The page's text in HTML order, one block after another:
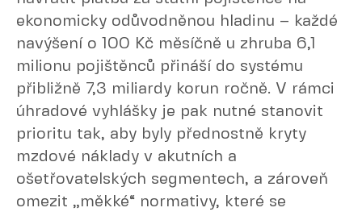
ekonomicky odůvodněnou hladinu – každé
navýšení o 100 Kč měsíčně u zhruba 6,1
milionu pojištěnců přináší do systému
přibližně 7,3 miliardy korun ročně. V rámci
úhradové vyhlášky je pak nutné stanovit
prioritu tak, aby byly přednostně kryty
mzdové náklady v akutních a
ošetřovatelských segmentech, a zároveň
omezit „měkké“ normativy, které se